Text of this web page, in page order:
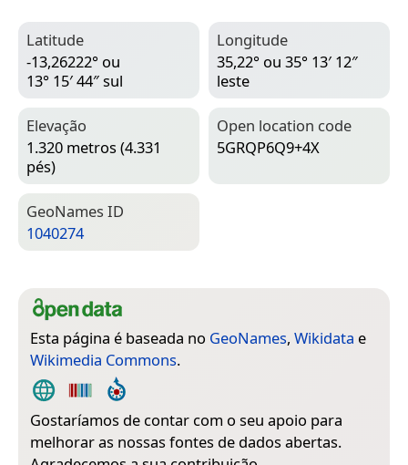
Latitude
-13,26222° ou
13° 15′ 44″ sul
Longitude
35,22° ou 35° 13′ 12″
leste
Elevação
1.320 metros (4.331
pés)
Open location code
5GRQP6Q9+4X
Geo­Names ID
1040274
Esta página é baseada no GeoNames, Wikidata e
Wikimedia Commons.
Gostaríamos de contar com o seu apoio para
melhorar as nossas fontes de dados abertas.